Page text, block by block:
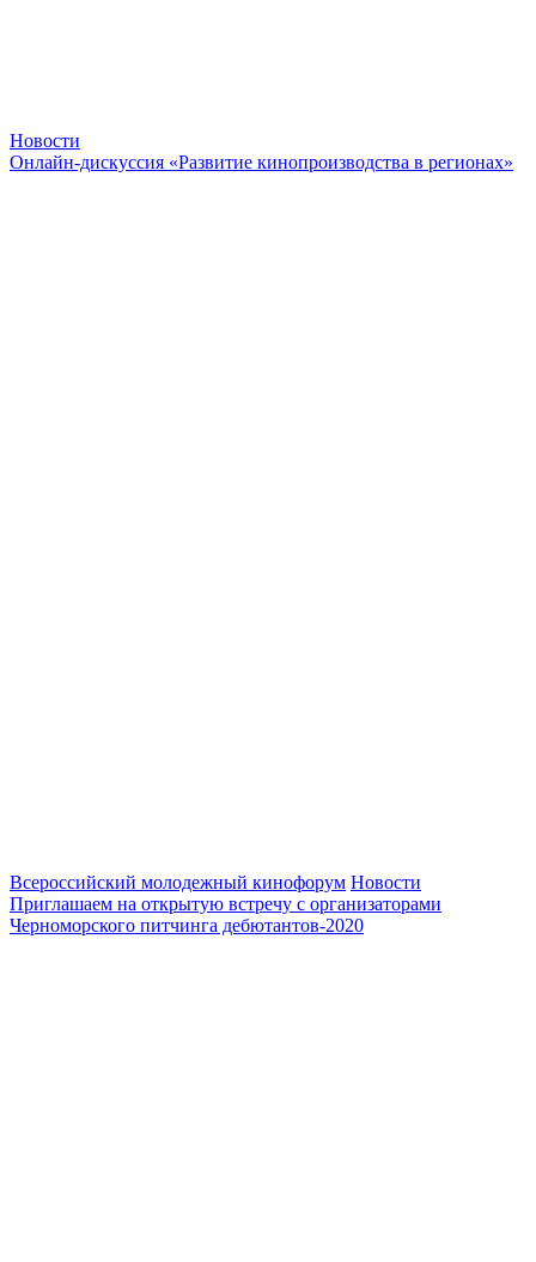
Новости
Онлайн-дискуссия «Развитие кинопроизводства в регионах»
Всероссийский молодежный кинофорум Новости
Приглашаем на открытую встречу с организаторами
Черноморского питчинга дебютантов-2020